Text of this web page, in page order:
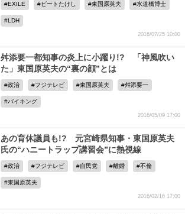
EXILE ビートたけし 東国原英夫 水道橋博士
LDH
2016/07/25 10:00
舛添要一都知事の炎上に小躍り!? 「神風吹い
た」東国原英夫の“裏の顔”とは
政治 フジテレビ 東国原英夫 舛添要一
バイキング
2016/05/09 17:00
あの育休議員も!? 元宮崎県知事・東国原英夫
氏の“ハニートラップ講習会”に熱視線
政治 フジテレビ 自民党 離婚 不倫
東国原英夫
2016/02/16 17:00